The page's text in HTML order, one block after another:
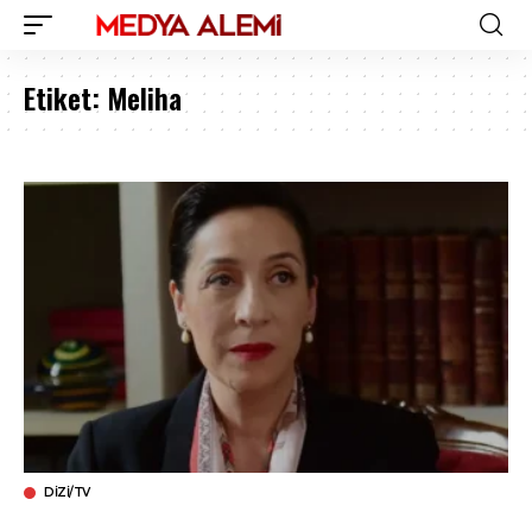
Etiket: Meliha
DIZI/TV